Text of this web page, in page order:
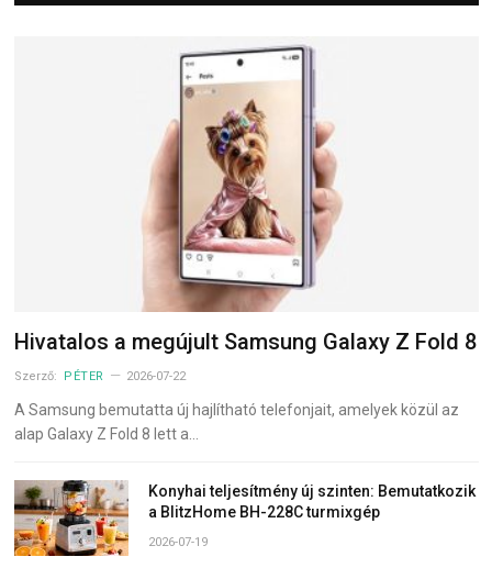
Hivatalos a megújult Samsung Galaxy Z Fold 8
Szerző: PÉTER 2026-07-22
A Samsung bemutatta új hajlítható telefonjait, amelyek közül az
alap Galaxy Z Fold 8 lett a…
Konyhai teljesítmény új szinten: Bemutatkozik
a BlitzHome BH-228C turmixgép
2026-07-19